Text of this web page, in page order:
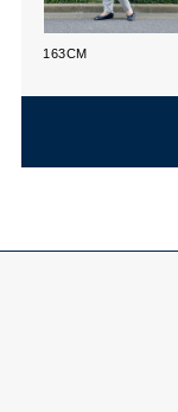
163CM